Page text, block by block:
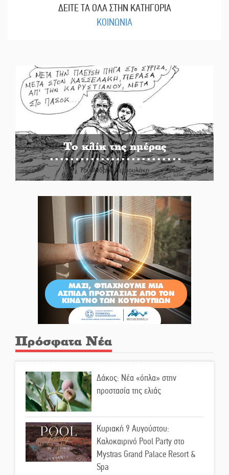
ΔΕΙΤΕ ΤΑ ΟΛΑ ΣΤΗΝ ΚΑΤΗΓΟΡΙΑ
ΚΟΙΝΩΝΙΑ
Το κλίκ της ημέρας
Του Ανδρέα Πετρουλάκη
Πρόσφατα Νέα
Δάκος: Νέα «όπλα» στην
προστασία της ελιάς
Κυριακή 9 Αυγούστου:
Καλοκαιρινό Pool Party στο
Mystras Grand Palace Resort &
Spa